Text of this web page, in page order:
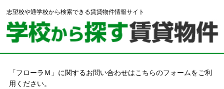
志望校や通学校から検索できる賃貸物件情報サイト
「フローラＭ」に関するお問い合わせはこちらのフォームをご利
用ください。